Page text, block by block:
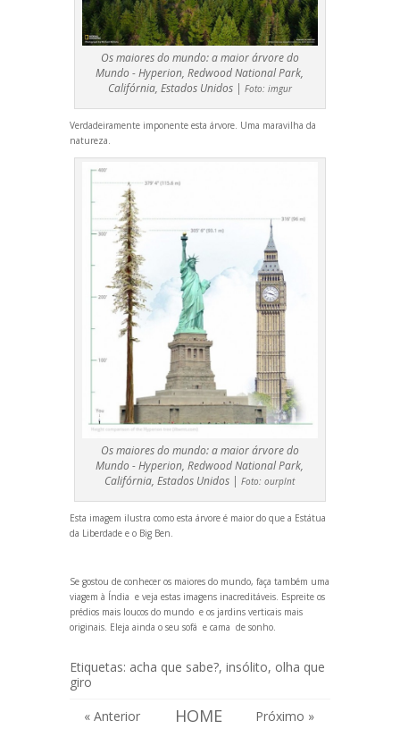
Os maiores do mundo: a maior árvore do
Mundo - Hyperion, Redwood National Park,
Califórnia, Estados Unidos | Foto: imgur
Verdadeiramente imponente esta árvore. Uma maravilha da
natureza.
Os maiores do mundo: a maior árvore do
Mundo - Hyperion, Redwood National Park,
Califórnia, Estados Unidos |Foto:ourplnt
Esta imagem ilustra como esta árvore é maior do que a Estátua
da Liberdade e o Big Ben.
Se gostou de conhecer os maiores do mundo, faça também uma
viagem à Índia e veja estasimagens inacreditáveis. Espreite os
prédios mais loucos do mundoe osjardins verticais mais
originais. Eleja ainda o seu sofá e cama de sonho.
Etiquetas: acha que sabe?, insólito, olha que
giro
« Anterior
HOME Próximo »